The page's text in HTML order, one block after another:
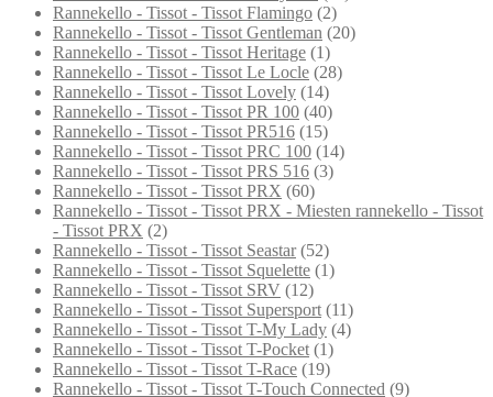
Rannekello - Tissot - Tissot Flamingo (2)
Rannekello - Tissot - Tissot Gentleman (20)
Rannekello - Tissot - Tissot Heritage (1)
Rannekello - Tissot - Tissot Le Locle (28)
Rannekello - Tissot - Tissot Lovely (14)
Rannekello - Tissot - Tissot PR 100 (40)
Rannekello - Tissot - Tissot PR516 (15)
Rannekello - Tissot - Tissot PRC 100 (14)
Rannekello - Tissot - Tissot PRS 516 (3)
Rannekello - Tissot - Tissot PRX (60)
Rannekello - Tissot - Tissot PRX - Miesten rannekello - Tissot
- Tissot PRX (2)
Rannekello - Tissot - Tissot Seastar (52)
Rannekello - Tissot - Tissot Squelette (1)
Rannekello - Tissot - Tissot SRV (12)
Rannekello - Tissot - Tissot Supersport (11)
Rannekello - Tissot - Tissot T-My Lady (4)
Rannekello - Tissot - Tissot T-Pocket (1)
Rannekello - Tissot - Tissot T-Race (19)
Rannekello - Tissot - Tissot T-Touch Connected (9)